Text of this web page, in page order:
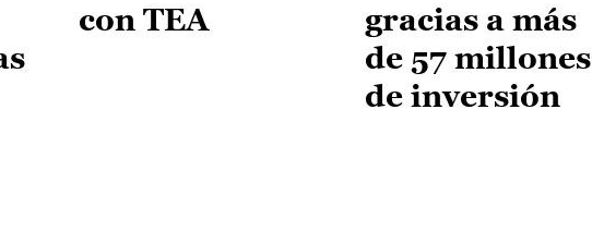
con TEA
gracias a más
de 57 millones
de inversión